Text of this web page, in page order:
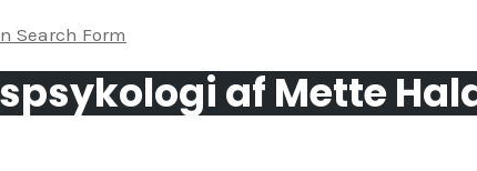
Search Form
af Mette